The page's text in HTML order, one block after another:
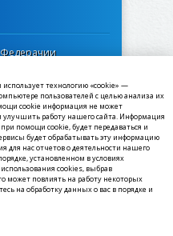
Федерачии
области
области
сельского
района
Все права
технологию «cookie» —
пользователей с целью анализа их
cookie информация не может
работу нашего сайта. Информация
помощи cookie, будет передаваться и
будет обрабатывать эту информацию
для нас отчетов о деятельности нашего
установленном в условиях
cookies, выбрав
может повлиять на работу некоторых
на обработку данных о вас в порядке и